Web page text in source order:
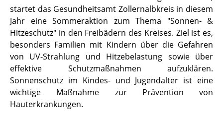
startet das Gesundheitsamt Zollernalbkreis in diesem
Jahr eine Sommeraktion zum Thema "Sonnen- &
Hitzeschutz" in den Freibädern des Kreises. Ziel ist es,
besonders Familien mit Kindern über die Gefahren
von UV-Strahlung und Hitzebelastung sowie über
effektive Schutzmaßnahmen aufzuklären.
Sonnenschutz im Kindes- und Jugendalter ist eine
wichtige Maßnahme zur Prävention von
Hauterkrankungen.